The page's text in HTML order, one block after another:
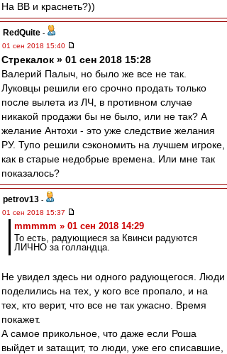
На ВВ и краснеть?))
RedQuite -
01 сен 2018 15:40
Стрекалок » 01 сен 2018 15:28
Валерий Палыч, но было же все не так.
Луковцы решили его срочно продать только
после вылета из ЛЧ, в противном случае
никакой продажи бы не было, или не так? А
желание Антохи - это уже следствие желания
РУ. Тупо решили сэкономить на лучшем игроке,
как в старые недобрые времена. Или мне так
показалось?
petrov13 -
01 сен 2018 15:37
mmmmm » 01 сен 2018 14:29
То есть, радующиеся за Квинси радуются
ЛИЧНО за голландца.
Не увидел здесь ни одного радующегося. Люди
поделились на тех, у кого все пропало, и на
тех, кто верит, что все не так ужасно. Время
покажет.
А самое прикольное, что даже если Роша
выйдет и затащит, то люди, уже его списавшие,